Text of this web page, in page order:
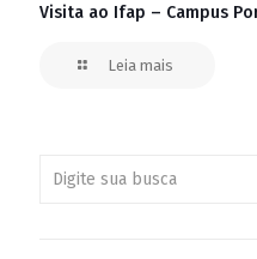
Visita ao Ifap – Campus
Leia mais